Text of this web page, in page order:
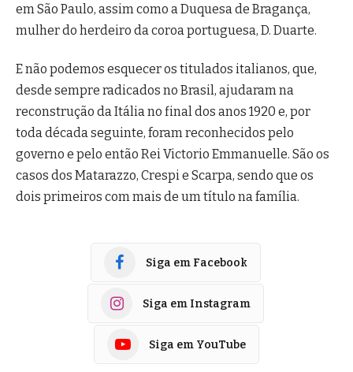
em São Paulo, assim como a Duquesa de Bragança,
mulher do herdeiro da coroa portuguesa, D. Duarte.
E não podemos esquecer os titulados italianos, que,
desde sempre radicados no Brasil, ajudaram na
reconstrução da Itália no final dos anos 1920 e, por
toda década seguinte, foram reconhecidos pelo
governo e pelo então Rei Victorio Emmanuelle. São os
casos dos Matarazzo, Crespi e Scarpa, sendo que os
dois primeiros com mais de um título na família.
Siga em Facebook
Siga em Instagram
Siga em YouTube